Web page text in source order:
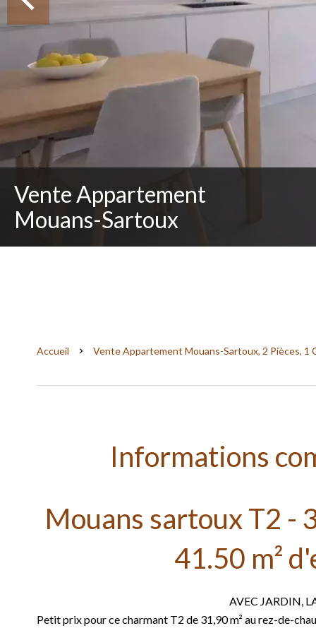
Vente Appartement
Mouans-Sartoux
Accueil Vente Appartement Mouans-Sartoux, 2 Pièces, 1
Informations
Mouans sartoux T2 -
41.50 m²
AVEC JARDIN,
Petit prix pour ce charmant T2 de 31,90 m² au rez-de-